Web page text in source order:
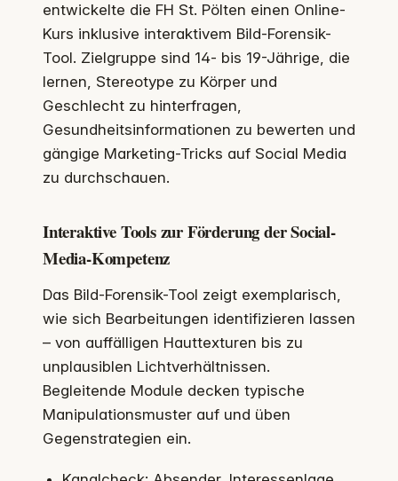
entwickelte die FH St. Pölten einen Online-
Kurs inklusive interaktivem Bild-Forensik-
Tool. Zielgruppe sind 14- bis 19-Jährige, die
lernen, Stereotype zu Körper und
Geschlecht zu hinterfragen,
Gesundheitsinformationen zu bewerten und
gängige Marketing-Tricks auf Social Media
zu durchschauen.
Interaktive Tools zur Förderung der Social-
Media-Kompetenz
Das Bild-Forensik-Tool zeigt exemplarisch,
wie sich Bearbeitungen identifizieren lassen
– von auffälligen Hauttexturen bis zu
unplausiblen Lichtverhältnissen.
Begleitende Module decken typische
Manipulationsmuster auf und üben
Gegenstrategien ein.